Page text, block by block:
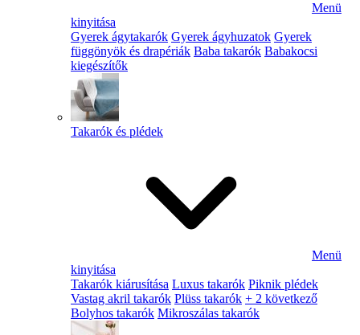
Menü
kinyitása
Gyerek ágytakarók Gyerek ágyhuzatok Gyerek
függönyök és drapériák Baba takarók Babakocsi
kiegészítők
Takarók és plédek
Menü
kinyitása
Takarók kiárusítása Luxus takarók Piknik plédek
Vastag akril takarók Plüss takarók + 2 következő
Bolyhos takarók Mikroszálas takarók